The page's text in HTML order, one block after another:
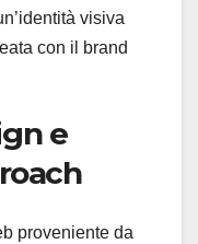
visiva
con il brand
e
proveniente da